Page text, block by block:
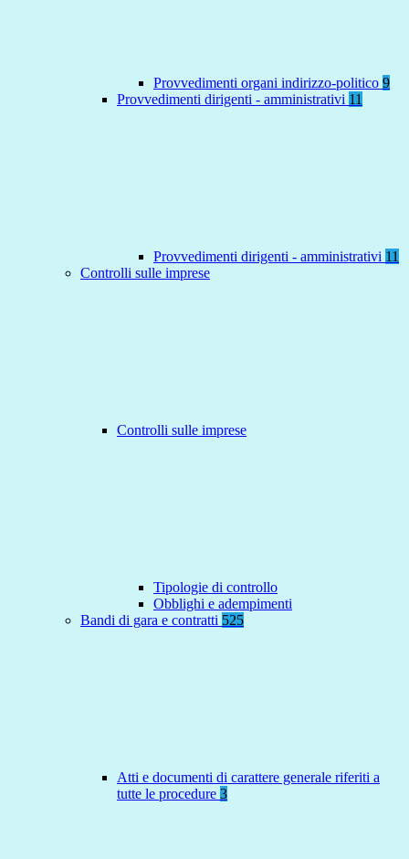
Provvedimenti organi indirizzo-politico 9
Provvedimenti dirigenti - amministrativi 11
Provvedimenti dirigenti - amministrativi 11
Controlli sulle imprese
Controlli sulle imprese
Tipologie di controllo
Obblighi e adempimenti
Bandi di gara e contratti 525
Atti e documenti di carattere generale riferiti a
tutte le procedure 3